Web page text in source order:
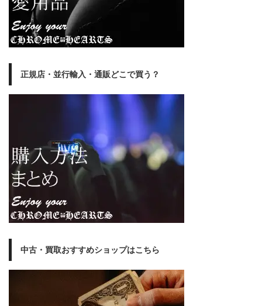
正規店・並行輸入・通販どこで買う？
中古・買取おすすめショップはこちら